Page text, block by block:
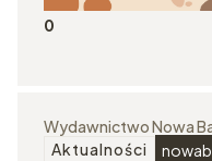
0
Wydawnictwo Nowa
Aktualności